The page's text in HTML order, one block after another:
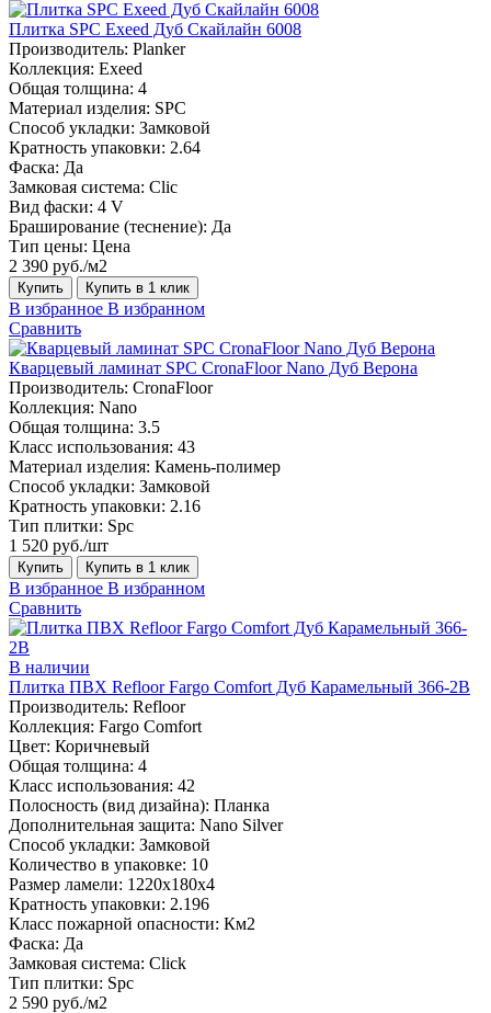
Плитка SPC Exeed Дуб Скайлайн 6008
Производитель: Planker
Коллекция: Exeed
Общая толщина: 4
Материал изделия: SPC
Способ укладки: Замковой
Кратность упаковки: 2.64
Фаска: Да
Замковая система: Сlic
Вид фаски: 4 V
Браширование (теснение): Да
Тип цены: Цена
2 390 руб./м2
Купить Купить в 1 клик
В избранное В избранном
Сравнить
Кварцевый ламинат SPC CronaFloor Nano Дуб Верона
Производитель: CronaFloor
Коллекция: Nano
Общая толщина: 3.5
Класс использования: 43
Материал изделия: Камень-полимер
Способ укладки: Замковой
Кратность упаковки: 2.16
Тип плитки: Spc
1 520 руб./шт
Купить Купить в 1 клик
В избранное В избранном
Сравнить
В наличии
Плитка ПВХ Refloor Fargo Comfort Дуб Карамельный 366-2B
Производитель: Refloor
Коллекция: Fargo Comfort
Цвет: Коричневый
Общая толщина: 4
Класс использования: 42
Полосность (вид дизайна): Планка
Дополнительная защита: Nano Silver
Способ укладки: Замковой
Количество в упаковке: 10
Размер ламели: 1220х180х4
Кратность упаковки: 2.196
Класс пожарной опасности: Км2
Фаска: Да
Замковая система: Click
Тип плитки: Spc
2 590 руб./м2